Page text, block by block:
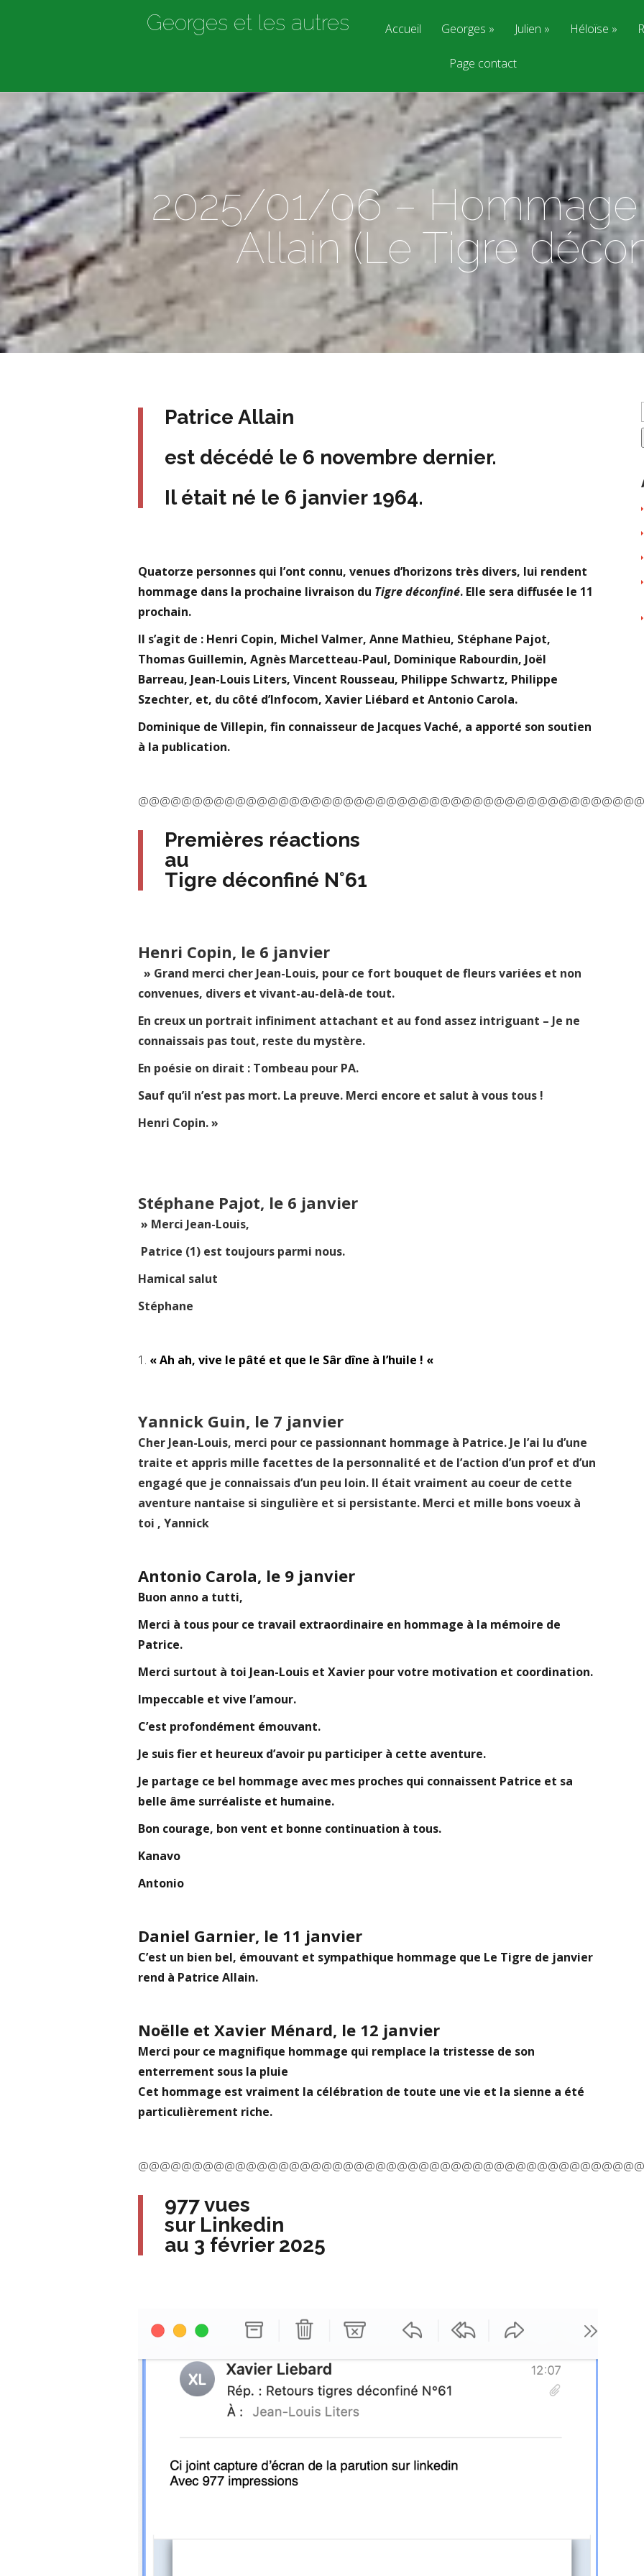
Georges et les autres Accueil Georges Julien Héloïse
Page contact
2025/01/06 – Hommage
Allain (Le Tigre
Patrice Allain
est décédé le 6 novembre dernier.
Il était né le 6 janvier 1964.
Quatorze personnes qui l’ont connu, venues d’horizons très divers, lui rendent
hommage dans la prochaine livraison du Tigre déconfiné. Elle sera diffusée le 11
prochain.
Il s’agit de : Henri Copin, Michel Valmer, Anne Mathieu, Stéphane Pajot,
Thomas Guillemin, Agnès Marcetteau-Paul, Dominique Rabourdin, Joël
Barreau, Jean-Louis Liters, Vincent Rousseau, Philippe Schwartz, Philippe
Szechter, et, du côté d’Infocom, Xavier Liébard et Antonio Carola.
Dominique de Villepin, fin connaisseur de Jacques Vaché, a apporté son soutien
à la publication.
Premières réactions
au
Tigre déconfiné N°61
Henri Copin, le 6 janvier
» Grand merci cher Jean-Louis, pour ce fort bouquet de fleurs variées et non
convenues, divers et vivant-au-delà-de tout.
En creux un portrait infiniment attachant et au fond assez intriguant – Je ne
connaissais pas tout, reste du mystère.
En poésie on dirait : Tombeau pour PA.
Sauf qu’il n’est pas mort. La preuve. Merci encore et salut à vous tous !
Henri Copin. »
Stéphane Pajot, le 6 janvier
» Merci Jean-Louis,
Patrice (1) est toujours parmi nous.
Hamical salut
Stéphane
« Ah ah, vive le pâté et que le Sâr dîne à l’huile ! «
Yannick Guin, le 7 janvier
Cher Jean-Louis, merci pour ce passionnant hommage à Patrice. Je l’ai lu d’une
traite et appris mille facettes de la personnalité et de l’action d’un prof et d’un
engagé que je connaissais d’un peu loin. Il était vraiment au coeur de cette
aventure nantaise si singulière et si persistante. Merci et mille bons voeux à
toi , Yannick
Antonio Carola, le 9 janvier
Buon anno a tutti,
Merci à tous pour ce travail extraordinaire en hommage à la mémoire de
Patrice.
Merci surtout à toi Jean-Louis et Xavier pour votre motivation et coordination.
Impeccable et vive l’amour.
C’est profondément émouvant.
Je suis fier et heureux d’avoir pu participer à cette aventure.
Je partage ce bel hommage avec mes proches qui connaissent Patrice et sa
belle âme surréaliste et humaine.
Bon courage, bon vent et bonne continuation à tous.
Kanavo
Antonio
Daniel Garnier, le 11 janvier
C’est un bien bel, émouvant et sympathique hommage que Le Tigre de janvier
rend à Patrice Allain.
Noëlle et Xavier Ménard, le 12 janvier
Merci pour ce magnifique hommage qui remplace la tristesse de son
enterrement sous la pluie
Cet hommage est vraiment la célébration de toute une vie et la sienne a été
particulièrement riche.
977 vues
sur Linkedin
au 3 février 2025